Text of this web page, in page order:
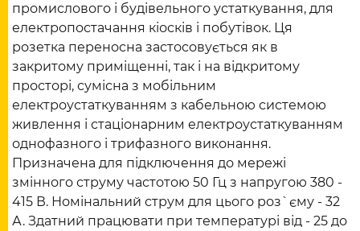
промислового і будівельного устаткування, для
електропостачання кіосків і побутівок. Ця
розетка переносна застосовується як в
закритому приміщенні, так і на відкритому
просторі, сумісна з мобільним
електроустаткуванням з кабельною системою
живлення і стаціонарним електроустаткуванням
однофазного і трифазного виконання.
Призначена для підключення до мережі
змінного струму частотою 50 Гц з напругою 380 -
415 В. Номінальний струм для цього роз`єму - 32
А. Здатний працювати при температурі від - 25 до